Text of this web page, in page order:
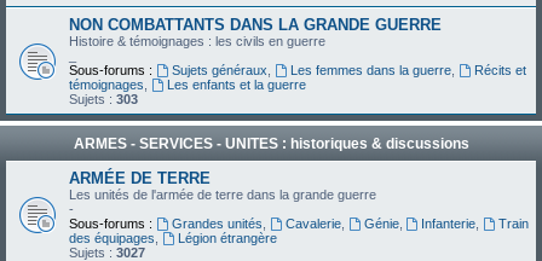
NON COMBATTANTS DANS LA GRANDE GUERRE
Histoire & témoignages : les civils en guerre
Sous-forums :
Sujets généraux Les femmes dans la guerre,
Récits et
témoignages
Les enfants et la guerre
Sujets : 303
ARMES - SERVICES - UNITES : historiques & discussions
ARMÉE DE TERRE
Les unités de l'armée de terre dans la grande guerre
-
Sous-forums :
Grandes unités Cavalerie, Génie, Infanterie
Train
des équipages
Légion étrangère
Sujets : 3027